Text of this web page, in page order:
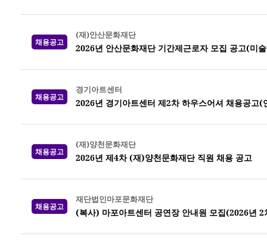
채용공고
(재)안산문화재단
2026년 안산문화재단 기간제근로자 모집 공고(미
채용공고
경기아트센터
2026년 경기아트센터 제2차 하우스어셔 채용공고(
채용공고
(재)양천문화재단
2026년 제4차 (재)양천문화재단 직원 채용 공고
채용공고
재단법인마포문화재단
(복사) 마포아트센터 공연장 안내원 모집(2026년 2